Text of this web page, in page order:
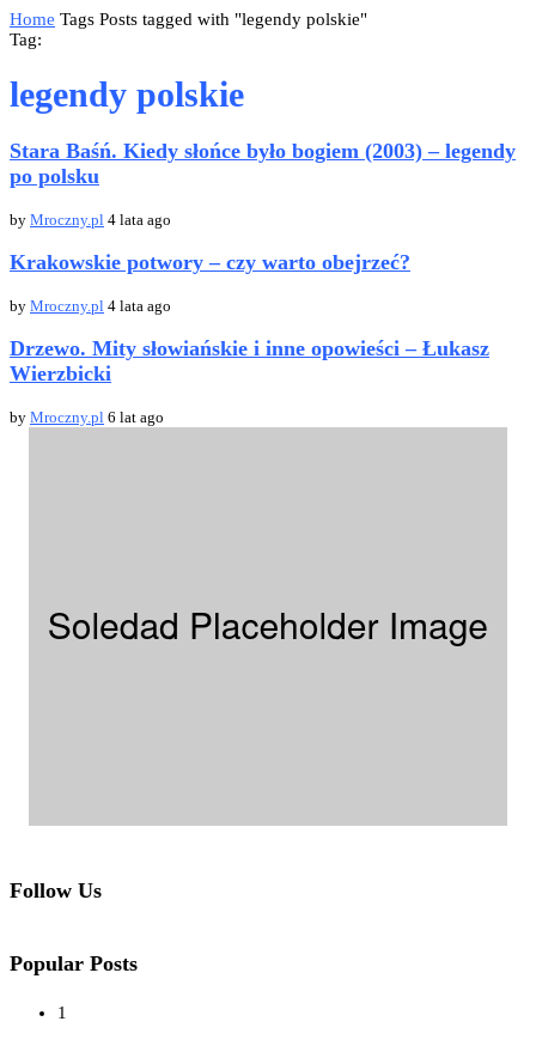
Home Tags Posts tagged with "legendy polskie"
Tag:
legendy polskie
Stara Baśń. Kiedy słońce było bogiem (2003) – legendy
po polsku
by Mroczny.pl 4 lata ago
Krakowskie potwory – czy warto obejrzeć?
by Mroczny.pl 4 lata ago
Drzewo. Mity słowiańskie i inne opowieści – Łukasz
Wierzbicki
by Mroczny.pl 6 lat ago
Follow Us
Popular Posts
1